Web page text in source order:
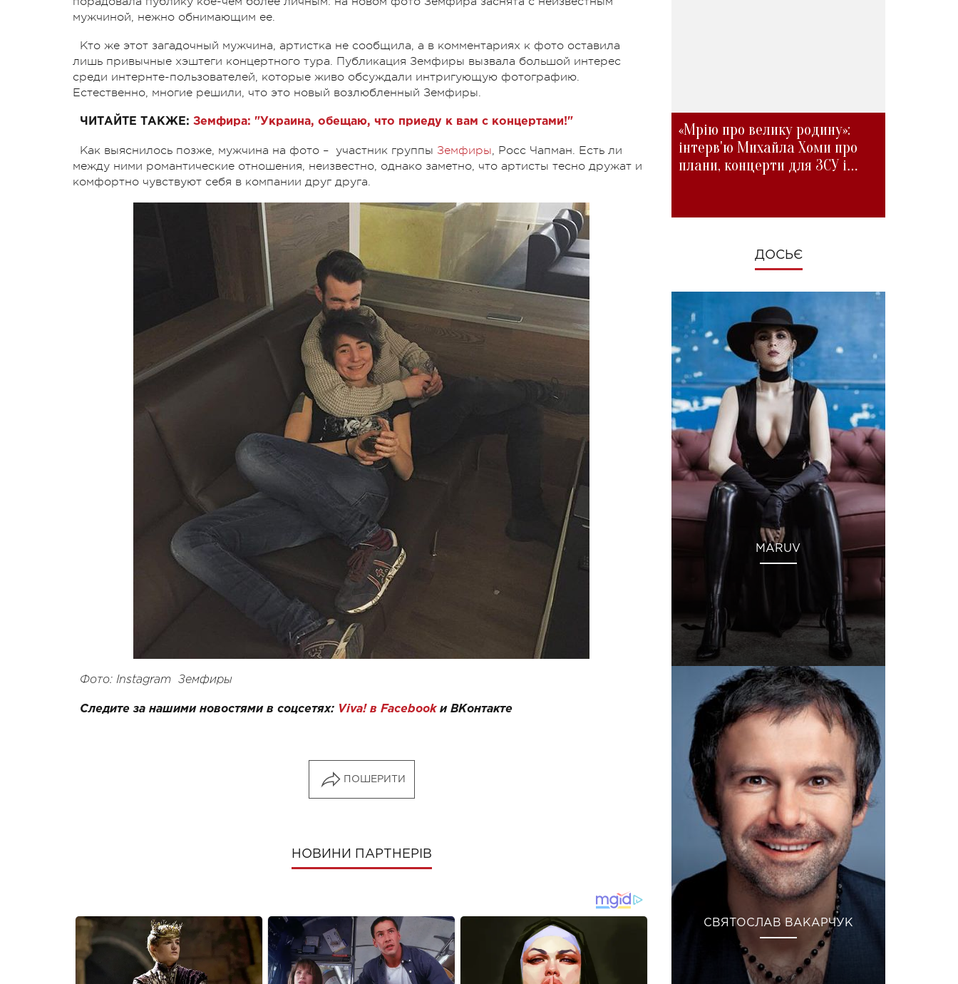
мужчиной, нежно обнимающим ее.
Кто же этот загадочный мужчина, артистка не сообщила, а в комментариях к фото оставила
лишь привычные хэштеги концертного тура. Публикация Земфиры вызвала большой интерес
среди интернте-пользователей, которые живо обсуждали интригующую фотографию.
Естественно, многие решили, что это новый возлюбленный Земфиры.
ЧИТАЙТЕ ТАКЖЕ: Земфира: "Украина, обещаю, что приеду к вам с концертами!"
Как выяснилось позже, мужчина на фото – участник группы Земфиры, Росс Чапман. Есть ли
между ними романтические отношения, неизвестно, однако заметно, что артисты тесно дружат и
комфортно чувствуют себя в компании друг друга.
Фото: Instagram Земфиры
Следите за нашими новостями в соцсетях: Viva! в Facebookи ВКонтакте
ПОШЕРИТИ
НОВИНИ ПАРТНЕРІВ
«Мрію про велику родину»:
інтерв'ю Михайла Хоми про
плани, концерти для ЗСУ і
ДОСЬЄ
MARUV
СВЯТОСЛАВ ВАКАРЧУК